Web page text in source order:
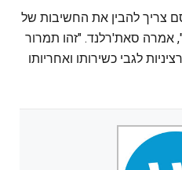
צריך להבין את החשיבות של
אמרה סאת'רלנד. "זהו תמרור
לגבי כשירותו ואחריותו